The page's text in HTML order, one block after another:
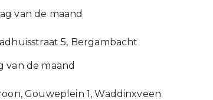
van de maand
5, Bergambacht
van de maand
Gouweplein 1, Waddinxveen